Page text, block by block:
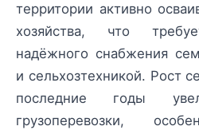
территории активно
хозяйства, что
надёжного снабжения
и сельхозтехникой. Рост
последние годы
грузоперевозки,